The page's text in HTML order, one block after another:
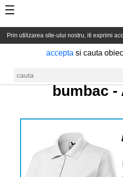
Tricou polo
bumbac -
Prin utilizarea site-ului nostru, iti exprimi
accepta si cauta